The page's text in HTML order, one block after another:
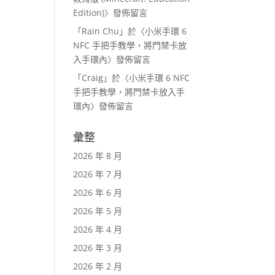
Edition)〉發佈留言
「Rain Chu 」於〈小米手環 6
NFC 手把手教學，將門禁卡放
入手環內〉發佈留言
「Craig 」於〈小米手環 6 NFC
手把手教學，將門禁卡放入手
環內〉發佈留言
彙整
2026 年 8 月
2026 年 7 月
2026 年 6 月
2026 年 5 月
2026 年 4 月
2026 年 3 月
2026 年 2 月